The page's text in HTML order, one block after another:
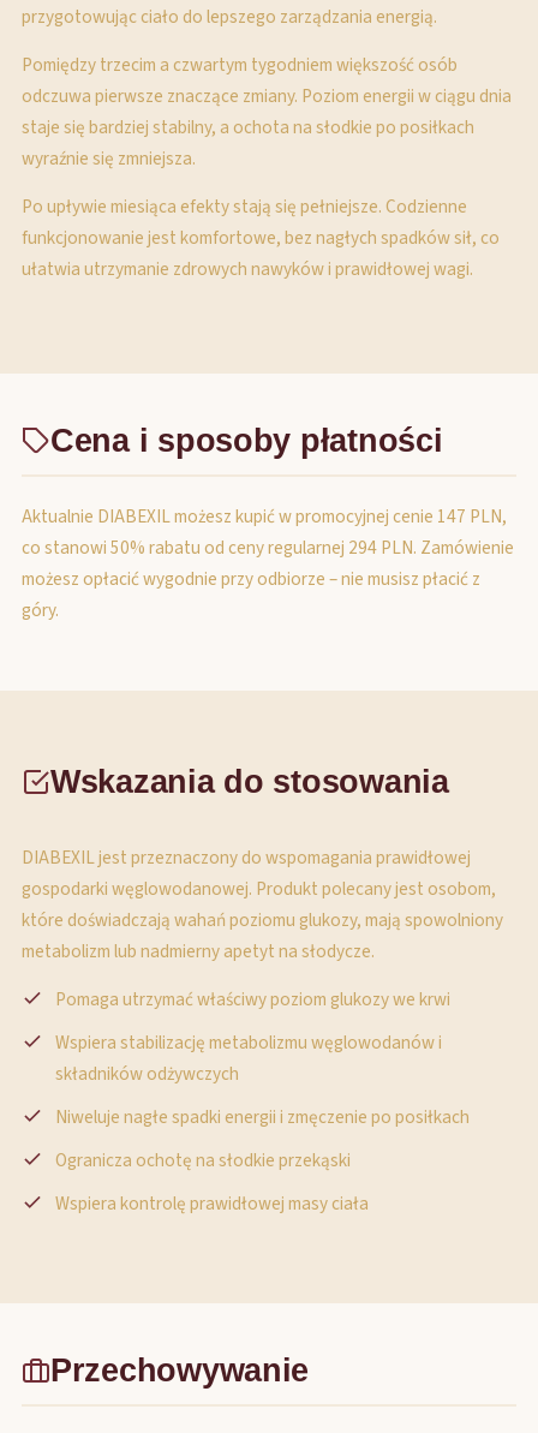
przygotowując ciało do lepszego zarządzania energią.
Pomiędzy trzecim a czwartym tygodniem większość osób
odczuwa pierwsze znaczące zmiany. Poziom energii w ciągu dnia
staje się bardziej stabilny, a ochota na słodkie po posiłkach
wyraźnie się zmniejsza.
Po upływie miesiąca efekty stają się pełniejsze. Codzienne
funkcjonowanie jest komfortowe, bez nagłych spadków sił, co
ułatwia utrzymanie zdrowych nawyków i prawidłowej wagi.
Cena i sposoby płatności
Aktualnie DIABEXIL możesz kupić w promocyjnej cenie 147 PLN,
co stanowi 50% rabatu od ceny regularnej 294 PLN. Zamówienie
możesz opłacić wygodnie przy odbiorze – nie musisz płacić z
góry.
Wskazania do stosowania
DIABEXIL jest przeznaczony do wspomagania prawidłowej
gospodarki węglowodanowej. Produkt polecany jest osobom,
które doświadczają wahań poziomu glukozy, mają spowolniony
metabolizm lub nadmierny apetyt na słodycze.
Pomaga utrzymać właściwy poziom glukozy we krwi
Wspiera stabilizację metabolizmu węglowodanów i
składników odżywczych
Niweluje nagłe spadki energii i zmęczenie po posiłkach
Ogranicza ochotę na słodkie przekąski
Wspiera kontrolę prawidłowej masy ciała
Przechowywanie